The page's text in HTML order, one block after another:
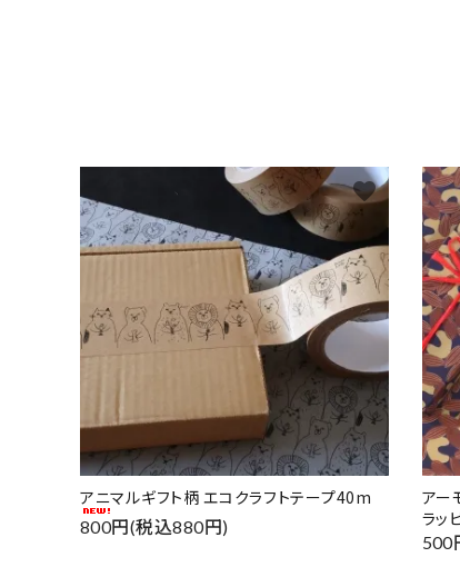
アニマルギフト柄 エコクラフトテープ40m
800円(税込880円)
favorite
アー
ラッ
500